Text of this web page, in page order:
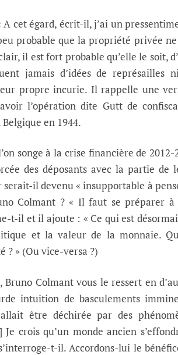
cet égard, écrit-il, j’ai un
probable que la propriété privée
il est fort probable qu’elle le soit,
jamais d’idées de représailles
propre incurie. Il rappelle une
l’opération dite Gutt de
en 1944.
songe à la crise financière de 2012-
des déposants avec la partie de
il devenu « insupportable à
Colmant ? « Il faut se préparer à
t-il et il ajoute : « Ce qui est
et la valeur de la monnaie.
? » (Ou vice-versa ?)
Colmant vous le ressert en
intuition de basculements
être déchirée par des
crois qu’un monde ancien
t-il. Accordons-lui le